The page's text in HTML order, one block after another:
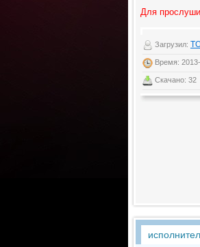
Для
Загрузил:
Время:
Скачано: 32